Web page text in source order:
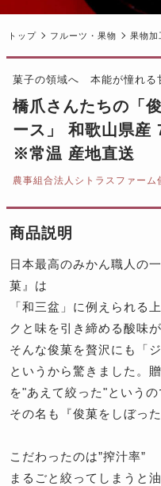
トップ フルーツ・果物 果物加
菓子の領域へ 本能が憧れる
橋爪さんたちの「
ース」 和歌山県産
※常温 産地直送
農事組合法人シトラスファーム
商品説明
日本最高のみかん職人の
菓』は
「和三盆」に例えられる
クと味を引き締める酸味
そんな俊菓を贅沢にも「
というから驚きました。
を"あえて絞った"というの
その名も『俊菓をしぼっ
こだわったのは”搾汁率”
まるごと絞ってしまうと